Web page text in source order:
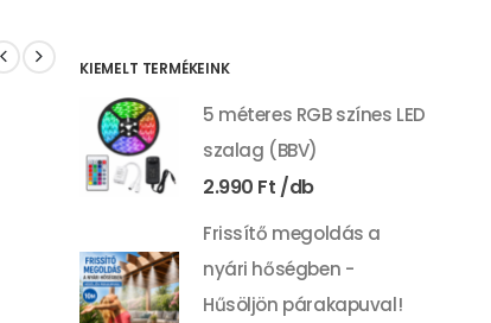
KIEMELT TERMÉKEINK
5 méteres RGB színes LED
szalag (BBV)
2.990 Ft
Frissítő megoldás a
nyári hőségben -
Hűsöljön párakapuval!